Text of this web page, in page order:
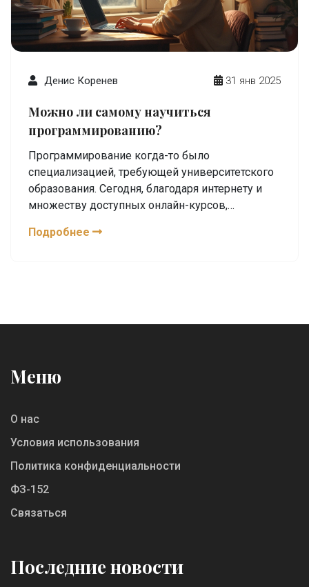
Денис Коренев 31 янв 2025
Можно ли самому научиться
программированию?
Программирование когда-то было
специализацией, требующей университетского
образования. Сегодня, благодаря интернету и
множеству доступных онлайн-курсов,
желающий. В статье рассматриваются методы,
мотивации во время обучения. Узнайте о
Подробнее
Меню
О нас
Условия использования
Политика конфиденциальности
ФЗ-152
Связаться
Последние новости